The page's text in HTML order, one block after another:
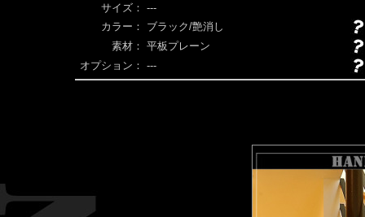
サイズ： ---
カラー：
ブラック/艶消し
素材： 平板プレーン
オプション： ---